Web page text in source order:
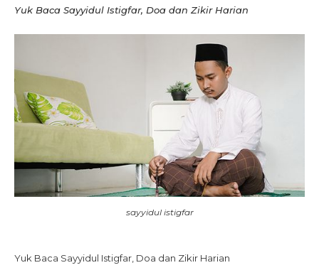
Yuk Baca Sayyidul Istigfar, Doa dan Zikir Harian
sayyidul istigfar
Yuk Baca Sayyidul Istigfar, Doa dan Zikir Harian